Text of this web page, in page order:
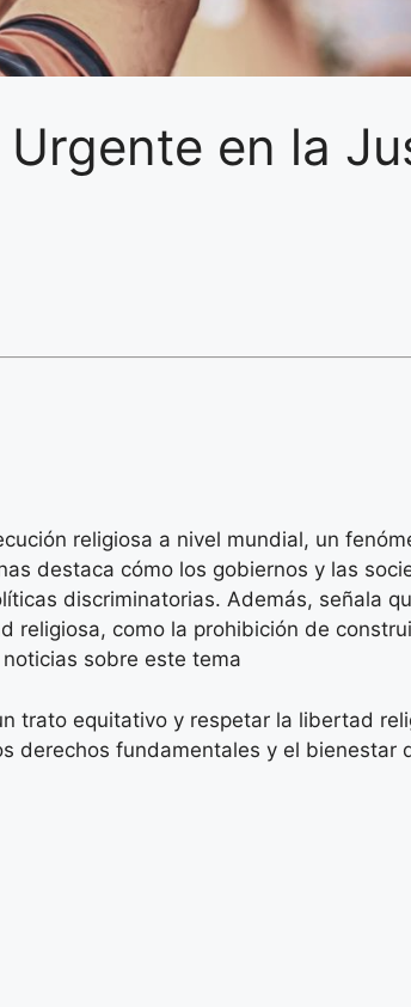
en la
religiosa a nivel mundial, un
destaca cómo los gobiernos y las
discriminatorias. Además, señala
religiosa, como la prohibición de
sobre este tema
trato equitativo y respetar la libertad
derechos fundamentales y el bienestar